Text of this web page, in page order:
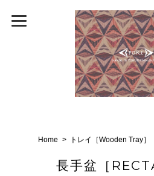
Home トレイ［Wooden Tray］
長手盆［